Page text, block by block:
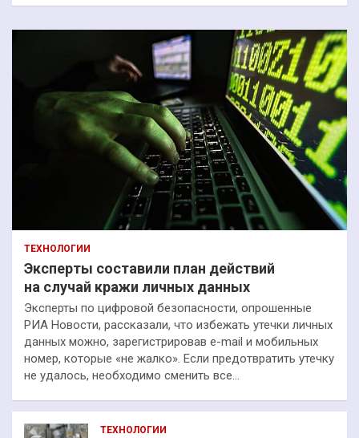
ТЕХНОЛОГИИ
Эксперты составили план действий
на случай кражи личных данных
Эксперты по цифровой безопасности, опрошенные
РИА Новости, рассказали, что избежать утечки личных
данных можно, зарегистрировав e-mail и мобильных
номер, которые «не жалко». Если предотвратить утечку
не удалось, необходимо сменить все…
ТЕХНОЛОГИИ